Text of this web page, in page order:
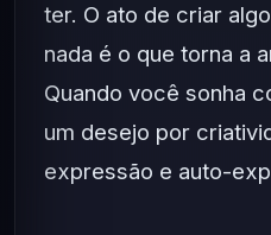
ter. O ato de criar
nada é o que torna a
Quando você sonha
um desejo por
expressão e auto-